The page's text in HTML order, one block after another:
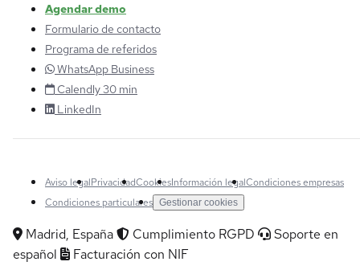
Agendar demo
Formulario de contacto
Programa de referidos
WhatsApp Business
Calendly 30 min
LinkedIn
Aviso legalPrivacidadCookiesInformación legalCondiciones empresas
Condiciones particulares Gestionar cookies
Madrid, España Cumplimiento RGPD
Soporte en
español
Facturación con NIF